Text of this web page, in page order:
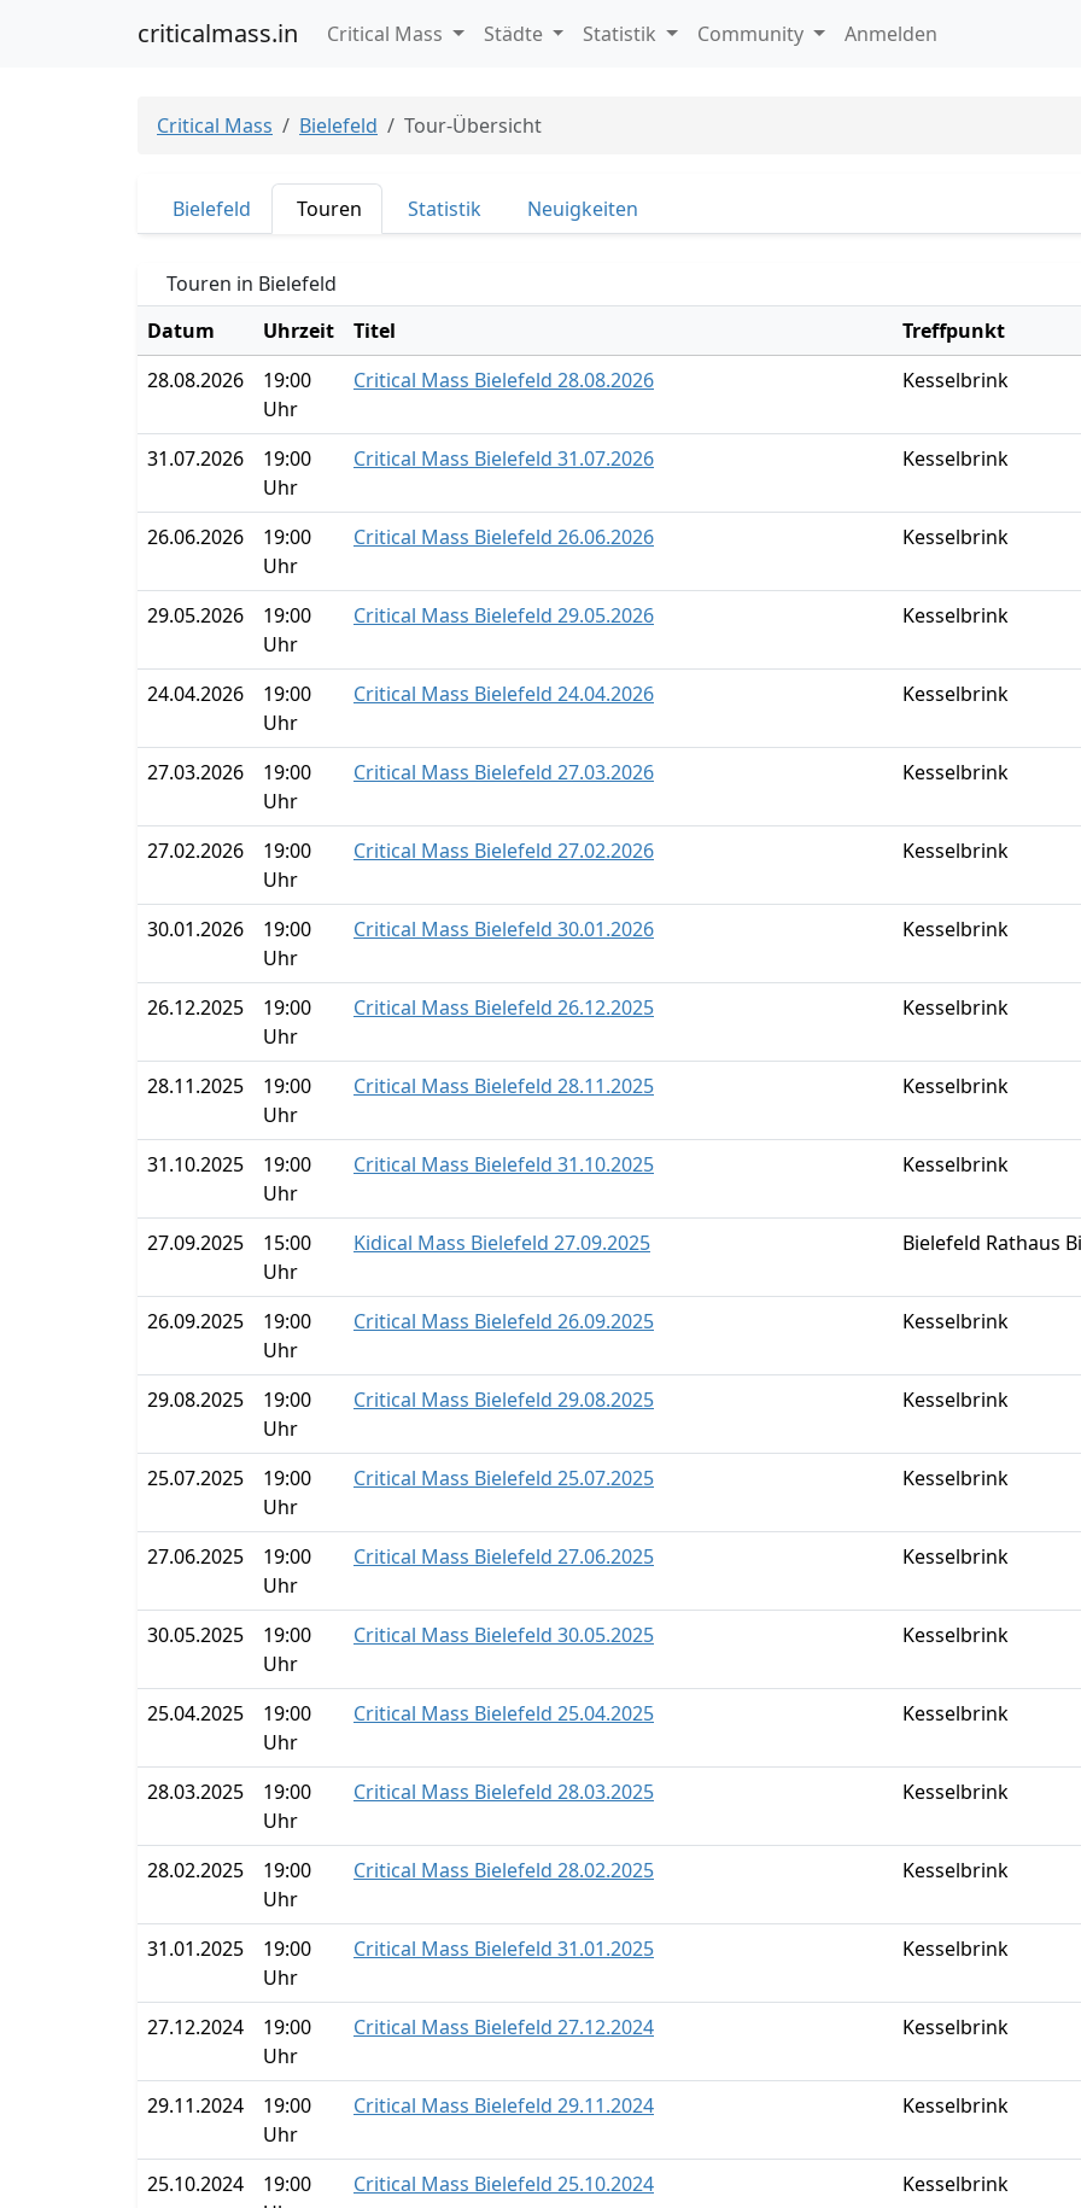
criticalmass.in Critical Mass Städte Statistik Community Anmelden
Critical Mass Bielefeld Tour-Übersicht
Bielefeld Touren Statistik Neuigkeiten
Touren in Bielefeld
Datum
Uhrzeit Titel Treffpunkt
28.08.2026
19:00
Uhr
Critical Mass Bielefeld 28.08.2026 Kesselbrink
31.07.2026
19:00
Uhr
Critical Mass Bielefeld 31.07.2026 Kesselbrink
26.06.2026
19:00
Uhr
Critical Mass Bielefeld 26.06.2026 Kesselbrink
29.05.2026
19:00
Uhr
Critical Mass Bielefeld 29.05.2026 Kesselbrink
24.04.2026
19:00
Uhr
Critical Mass Bielefeld 24.04.2026 Kesselbrink
27.03.2026
19:00
Uhr
Critical Mass Bielefeld 27.03.2026 Kesselbrink
27.02.2026
19:00
Uhr
Critical Mass Bielefeld 27.02.2026 Kesselbrink
30.01.2026
19:00
Uhr
Critical Mass Bielefeld 30.01.2026 Kesselbrink
26.12.2025
19:00
Uhr
Critical Mass Bielefeld 26.12.2025 Kesselbrink
28.11.2025
19:00
Uhr
Critical Mass Bielefeld 28.11.2025 Kesselbrink
31.10.2025
19:00
Uhr
Critical Mass Bielefeld 31.10.2025 Kesselbrink
27.09.2025
15:00
Uhr
Kidical Mass Bielefeld 27.09.2025 Bielefeld Rathaus
26.09.2025
19:00
Uhr
Critical Mass Bielefeld 26.09.2025 Kesselbrink
29.08.2025
19:00
Uhr
Critical Mass Bielefeld 29.08.2025 Kesselbrink
25.07.2025
19:00
Uhr
Critical Mass Bielefeld 25.07.2025 Kesselbrink
27.06.2025
19:00
Uhr
Critical Mass Bielefeld 27.06.2025 Kesselbrink
30.05.2025
19:00
Uhr
Critical Mass Bielefeld 30.05.2025 Kesselbrink
25.04.2025
19:00
Uhr
Critical Mass Bielefeld 25.04.2025 Kesselbrink
28.03.2025
19:00
Uhr
Critical Mass Bielefeld 28.03.2025 Kesselbrink
28.02.2025
19:00
Uhr
Critical Mass Bielefeld 28.02.2025 Kesselbrink
31.01.2025
19:00
Uhr
Critical Mass Bielefeld 31.01.2025 Kesselbrink
27.12.2024
19:00
Uhr
Critical Mass Bielefeld 27.12.2024 Kesselbrink
29.11.2024
19:00
Uhr
Critical Mass Bielefeld 29.11.2024 Kesselbrink
25.10.2024
19:00
Critical Mass Bielefeld 25.10.2024 Kesselbrink